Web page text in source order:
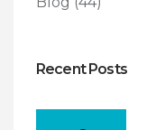
Recent Posts